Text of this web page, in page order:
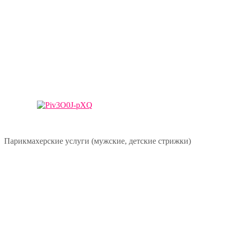
Парикмахерские услуги (мужские, детские стрижки)